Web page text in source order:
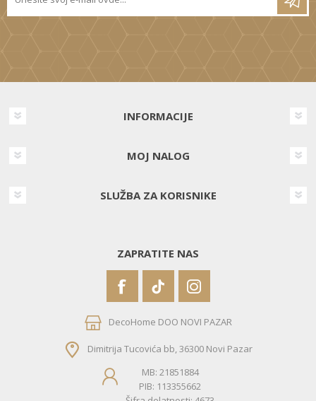
INFORMACIJE
MOJ NALOG
SLUŽBA ZA KORISNIKE
ZAPRATITE NAS
DecoHome DOO NOVI PAZAR
Dimitrija Tucovića bb, 36300 Novi Pazar
MB: 21851884
PIB: 113355662